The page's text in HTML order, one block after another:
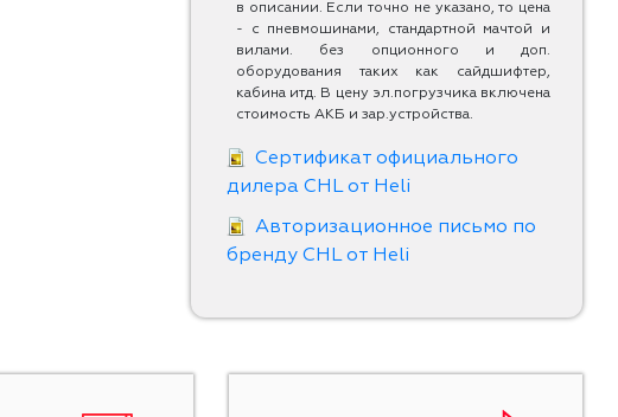
в описании. Если точно не указано, то цена
- с пневмошинами, стандартной мачтой и
вилами. без опционного и доп.
оборудования таких как сайдшифтер,
кабина итд. В цену эл.погрузчика включена
стоимость АКБ и зар.устройства.
Сертификат официального
дилера CHL от Heli
Авторизационное письмо по
бренду CHL от Heli